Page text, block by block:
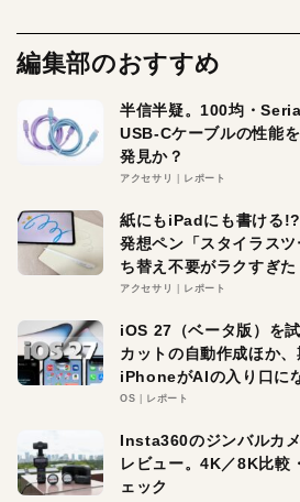
編集部のおすすめ
半信半疑。100均・
USB-Cケーブルの性能
発見か？
アクセサリ レポート
紙にもiPadにも書ける
発想ペン「スタイラス
ち替え不要がラクすぎた
アクセサリ レポート
iOS 27（ベータ版）を
カットの自動作成ほか、
iPhoneがAIの入り口に
OS レポート
Insta360のジンバルカ
レビュー。4K／8K比較
ェック